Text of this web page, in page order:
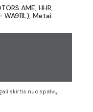
AME, HHR,
WA911L), Metai:
skirtis nuo spalvų